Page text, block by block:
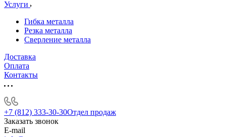
Услуги
Гибка металла
Резка металла
Сверление металла
Доставка
Оплата
Контакты
+7 (812) 333-30-30Отдел продаж
Заказать звонок
E-mail